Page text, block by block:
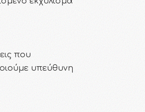
που
υπεύθυνη